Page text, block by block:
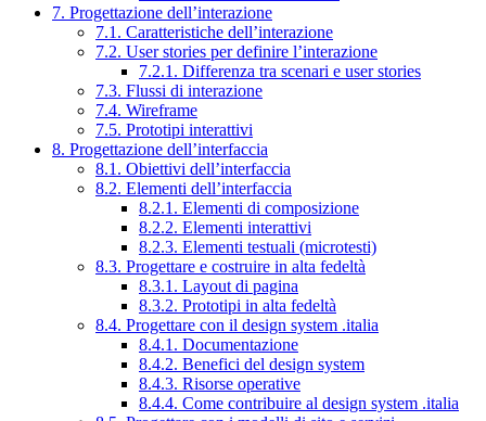
7. Progettazione dell’interazione
7.1. Caratteristiche dell’interazione
7.2. User stories per definire l’interazione
7.2.1. Differenza tra scenari e user stories
7.3. Flussi di interazione
7.4. Wireframe
7.5. Prototipi interattivi
8. Progettazione dell’interfaccia
8.1. Obiettivi dell’interfaccia
8.2. Elementi dell’interfaccia
8.2.1. Elementi di composizione
8.2.2. Elementi interattivi
8.2.3. Elementi testuali (microtesti)
8.3. Progettare e costruire in alta fedeltà
8.3.1. Layout di pagina
8.3.2. Prototipi in alta fedeltà
8.4. Progettare con il design system .italia
8.4.1. Documentazione
8.4.2. Benefici del design system
8.4.3. Risorse operative
8.4.4. Come contribuire al design system .italia